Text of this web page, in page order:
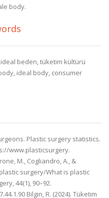
body.
ideal beden, tüketim kültürü
ideal body, consumer
Plastic surgery statistics.
www.plasticsurgery.
M., Cogliandro, A., &
surgery/What is plastic
44(1), 90–92.
Bilgin, R. (2024). Tüketim